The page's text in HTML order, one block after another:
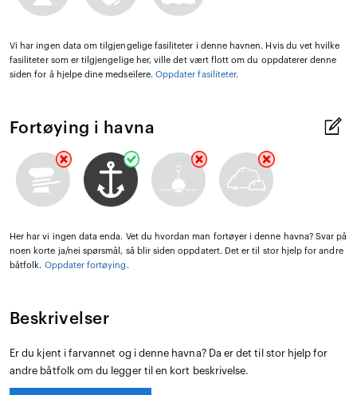
Vi har ingen data om tilgjengelige fasiliteter i denne havnen. Hvis du vet hvilke
fasiliteter som er tilgjengelige her, ville det vært flott om du oppdaterer denne
siden for å hjelpe dine medseilere. Oppdater fasiliteter.
Fortøying i havna
Her har vi ingen data enda. Vet du hvordan man fortøyer i denne havna? Svar på
noen korte ja/nei spørsmål, så blir siden oppdatert. Det er til stor hjelp for andre
båtfolk. Oppdater fortøying .
Beskrivelser
Er du kjent i farvannet og i denne havna? Da er det til stor hjelp for
andre båtfolk om du legger til en kort beskrivelse.